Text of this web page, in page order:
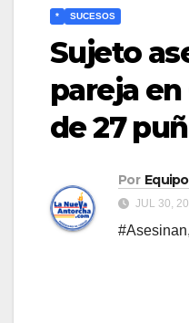
* SUCESOS
Sujeto
pareja
de 27
Por
JUL 30,
#Asesinan,